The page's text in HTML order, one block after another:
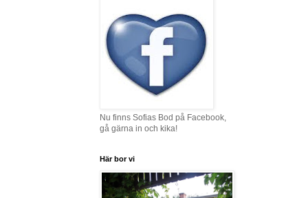
Nu finns Sofias Bod på Facebook,
gå gärna in och kika!
Här bor vi